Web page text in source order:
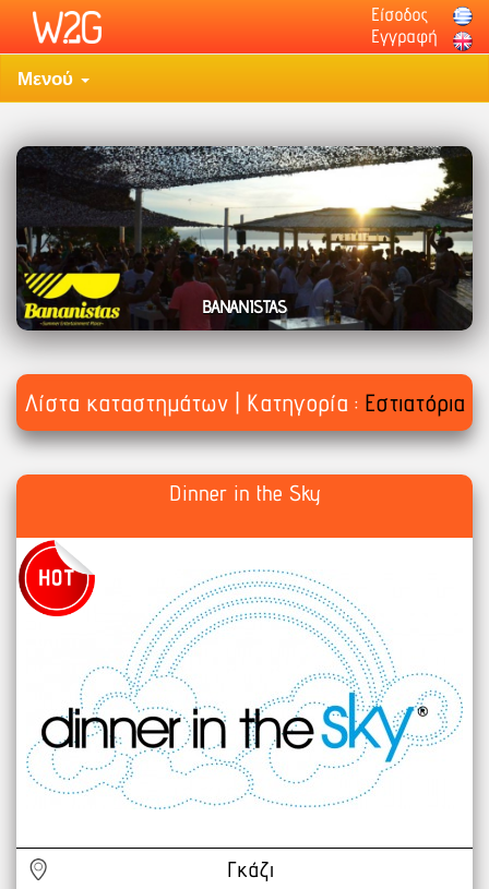
Είσοδος
Εγγραφή
Μενού
Προσφορές
Αγαπημένα
Λίστα καταστημάτων | Κατηγορία : Εστιατόρια
Dinner in the Sky
Γκάζι